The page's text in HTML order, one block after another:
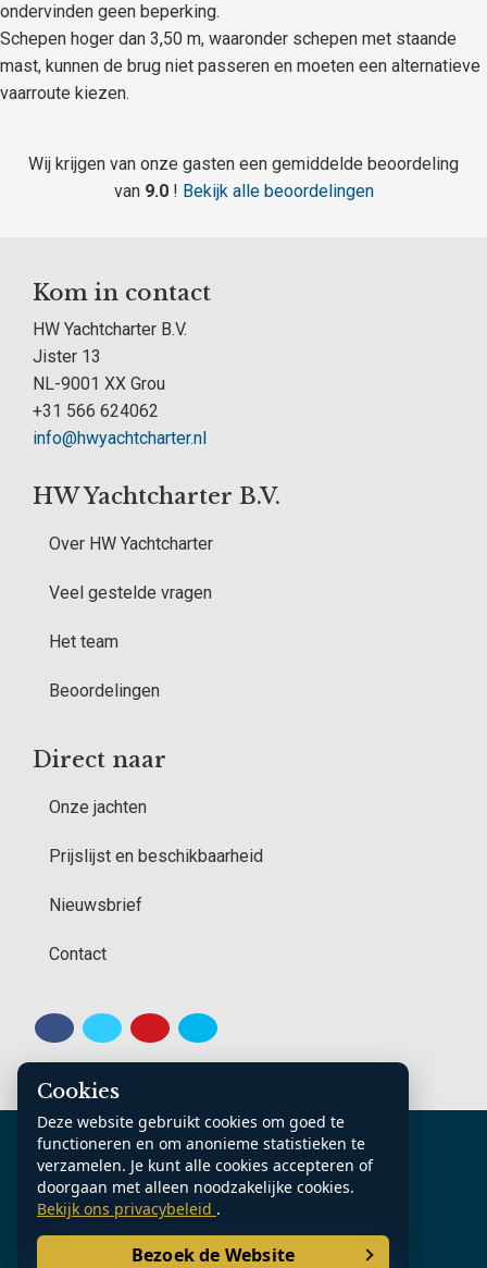
ondervinden geen beperking.
Schepen hoger dan 3,50 m, waaronder schepen met staande
mast, kunnen de brug niet passeren en moeten een alternatieve
vaarroute kiezen.
Wij krijgen van onze gasten een gemiddelde beoordeling
van 9.0 ! Bekijk alle beoordelingen
Kom in contact
HW Yachtcharter B.V.
Jister 13
NL-9001 XX Grou
+31 566 624062
info@hwyachtcharter.nl
HW Yachtcharter B.V.
Over HW Yachtcharter
Veel gestelde vragen
Het team
Beoordelingen
Direct naar
Onze jachten
Prijslijst en beschikbaarheid
Nieuwsbrief
Contact
K.v.K. Noord Nederland: 70361185
Contact
Algemene voorwaarden
Privacy Statement
Sitemap
Cookies
Deze website gebruikt cookies om goed te
functioneren en om anonieme statistieken te
verzamelen. Je kunt alle cookies accepteren of
doorgaan met alleen noodzakelijke cookies.
Bekijk ons privacybeleid .
Bezoek de Website